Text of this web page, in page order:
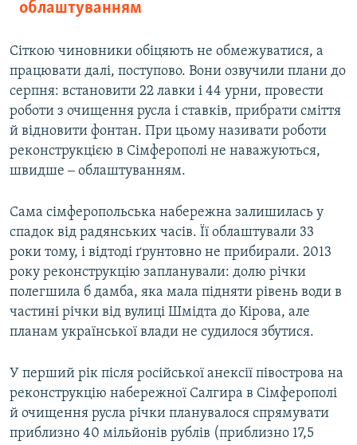
облаштуванням
Сіткою чиновники обіцяють не обмежуватися, а
працювати далі, поступово. Вони озвучили плани до
серпня: встановити 22 лавки і 44 урни, провести
роботи з очищення русла і ставків, прибрати сміття
й відновити фонтан. При цьому називати роботи
реконструкцією в Сімферополі не наважуються,
швидше ‒ облаштуванням.
Сама сімферопольська набережна залишилась у
спадок від радянських часів. Її облаштували 33
роки тому, і відтоді ґрунтовно не прибирали. 2013
року реконструкцію запланували: долю річки
полегшила б дамба, яка мала підняти рівень води в
частині річки від вулиці Шмідта до Кірова, але
планам української влади не судилося збутися.
У перший рік після російської анексії півострова на
реконструкцію набережної Салгира в Сімферополі
й очищення русла річки планувалося спрямувати
приблизно 40 мільйонів рублів (приблизно 17,5